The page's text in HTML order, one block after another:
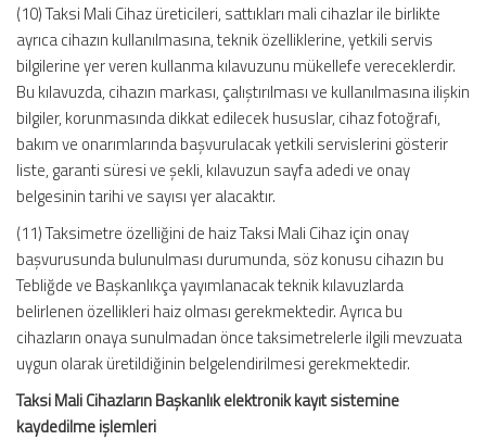
(10) Taksi Mali Cihaz üreticileri, sattıkları mali cihazlar ile birlikte
ayrıca cihazın kullanılmasına, teknik özelliklerine, yetkili servis
bilgilerine yer veren kullanma kılavuzunu mükellefe vereceklerdir.
Bu kılavuzda, cihazın markası, çalıştırılması ve kullanılmasına ilişkin
bilgiler, korunmasında dikkat edilecek hususlar, cihaz fotoğrafı,
bakım ve onarımlarında başvurulacak yetkili servislerini gösterir
liste, garanti süresi ve şekli, kılavuzun sayfa adedi ve onay
belgesinin tarihi ve sayısı yer alacaktır.
(11) Taksimetre özelliğini de haiz Taksi Mali Cihaz için onay
başvurusunda bulunulması durumunda, söz konusu cihazın bu
Tebliğde ve Başkanlıkça yayımlanacak teknik kılavuzlarda
belirlenen özellikleri haiz olması gerekmektedir. Ayrıca bu
cihazların onaya sunulmadan önce taksimetrelerle ilgili mevzuata
uygun olarak üretildiğinin belgelendirilmesi gerekmektedir.
Taksi Mali Cihazların Başkanlık elektronik kayıt sistemine
kaydedilme işlemleri